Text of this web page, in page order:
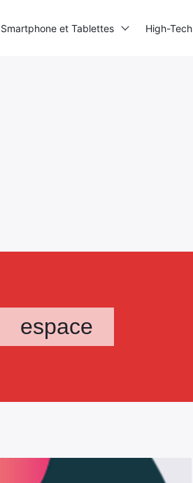
espace
Smartphone et Tablettes High-Tech